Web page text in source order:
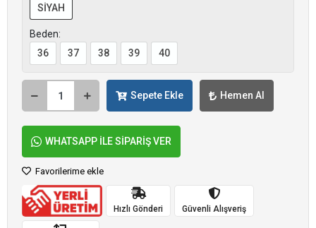
SİYAH
Beden:
36
37 38 39 40
Sepete Ekle Hemen Al
WHATSAPP İLE SİPARİŞ VER
Favorilerime ekle
Hızlı Gönderi Güvenli Alışveriş